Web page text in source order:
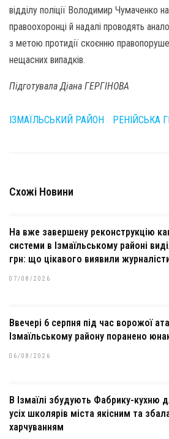
відділу поліції Володимир Чумаченко
правоохоронці й надалі проводять
з метою протидії скоєнню
нещасних випадків.
Підготувала Діана ГЕРГІНОВА
ІЗМАЇЛЬСЬКИЙ РАЙОН РЕНІЙСЬКА
Схожі Новини
На вже завершену реконструкцію
системи в Ізмаїльському районі
грн: що цікавого виявили
07/08/2026
Ввечері 6 серпня під час ворожої
Ізмаїльському району поранено
06/08/2026
В Ізмаїлі збудують Фабрику-кухню
усіх школярів міста якісним та
харчуванням